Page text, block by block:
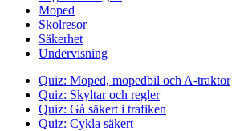
Moped
Skolresor
Säkerhet
Undervisning
Quiz: Moped, mopedbil och A-traktor
Quiz: Skyltar och regler
Quiz: Gå säkert i trafiken
Quiz: Cykla säkert